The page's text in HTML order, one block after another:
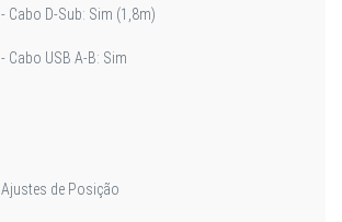
- Cabo D-Sub: Sim (1,8m)
- Cabo USB A-B: Sim
Ajustes de Posição